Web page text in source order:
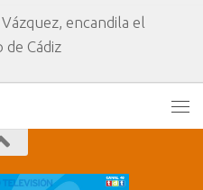
encandila el
Cádiz